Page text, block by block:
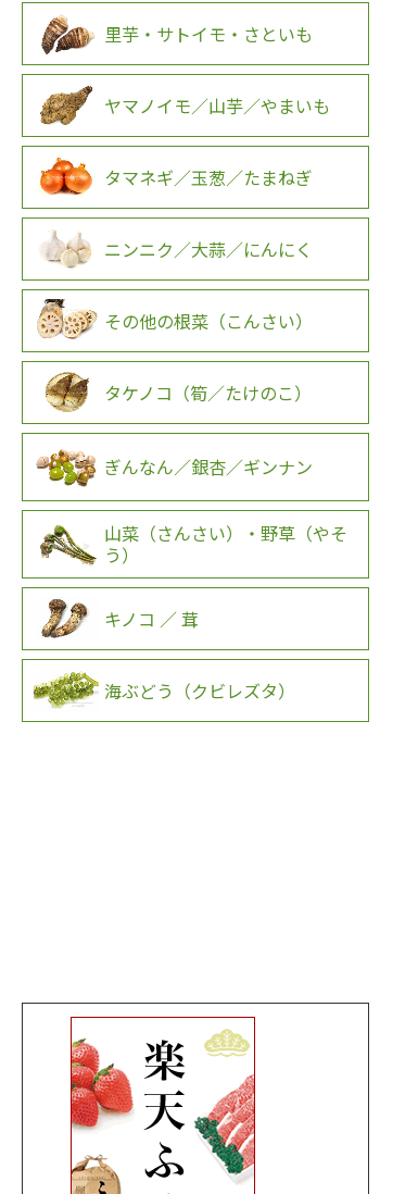
里芋・サトイモ・さといも
ヤマノイモ／山芋／やまいも
タマネギ／玉葱／たまねぎ
ニンニク／大蒜／にんにく
その他の根菜（こんさい）
タケノコ（筍／たけのこ）
ぎんなん／銀杏／ギンナン
山菜（さんさい）・野草（やそ
う）
キノコ ／ 茸
海ぶどう（クビレズタ）